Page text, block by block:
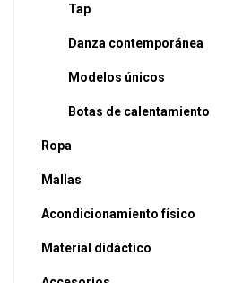
Tap
Danza contemporánea
Modelos únicos
Botas de calentamiento
Ropa
Mallas
Acondicionamiento físico
Material didáctico